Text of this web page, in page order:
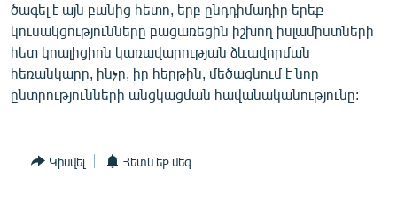
ՏՏ ԵՒ ԻՆՏԵՐՆԵՏ
ԿՈՐՈՆԱՎԻՐՈՒՍ
ԱՐԽԻՎ
ՏԵՍԱՆՅՈՒԹԵՐ
ՁԳՏԵԼՈՎ ԼԱՎԱԳՈՒՅՆԻՆ
ծագել է այն բանից հետո, երբ ընդդիմադիր երեք
կուսակցությունները բացառեցին իշխող իսլամիստների
հետ կոալիցիոն կառավարության ձևավորման
հեռանկարը, ինչը, իր հերթին, մեծացնում է նոր
ընտրությունների անցկացման հավանականությունը:
Կիսվել Հետևեք մեզ